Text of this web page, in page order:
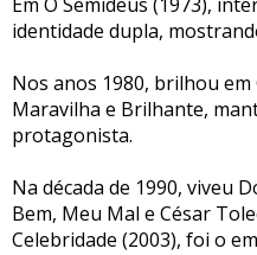
identidade dupla,
Nos anos 1980, brilhou em
Maravilha e Brilhante,
protagonista.
Na década de 1990, viveu
Bem, Meu Mal e César
Celebridade (2003), foi o